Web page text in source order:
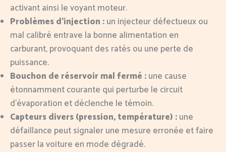
activant ainsi le voyant moteur.
Problèmes d’injection :un injecteur défectueux ou
mal calibré entrave la bonne alimentation en
carburant, provoquant des ratés ou une perte de
puissance.
Bouchon de réservoir mal fermé :une cause
étonnamment courante qui perturbe le circuit
d’évaporation et déclenche le témoin.
Capteurs divers (pression, température) :une
défaillance peut signaler une mesure erronée et faire
passer la voiture en mode dégradé.